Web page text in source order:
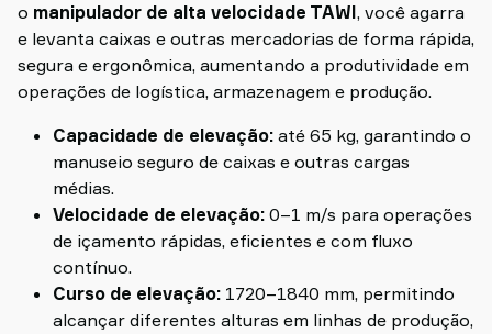
o manipulador de alta velocidade TAWI, você agarra
e levanta caixas e outras mercadorias de forma rápida,
segura e ergonômica, aumentando a produtividade em
operações de logística, armazenagem e produção.
Capacidade de elevação: até 65 kg, garantindo o
manuseio seguro de caixas e outras cargas
médias.
Velocidade de elevação: 0–1 m/s para operações
de içamento rápidas, eficientes e com fluxo
contínuo.
Curso de elevação: 1720–1840 mm, permitindo
alcançar diferentes alturas em linhas de produção,